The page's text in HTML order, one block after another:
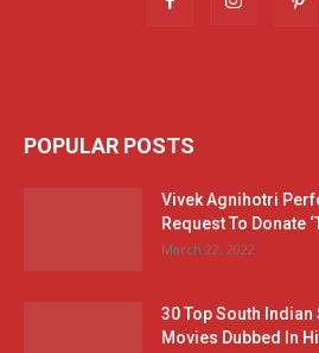
POPULAR POSTS
Vivek Agnihotri
Request To Donate
March 22, 2022
30 Top South
Movies Dubbed In